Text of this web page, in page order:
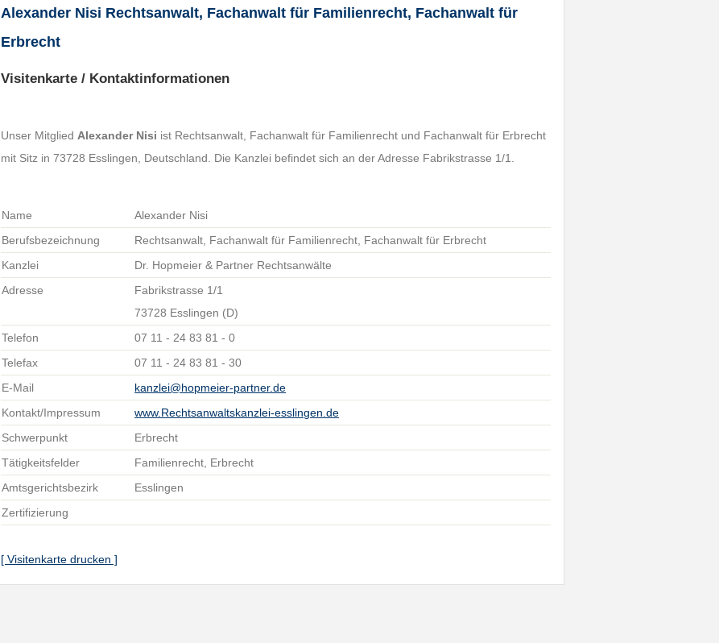
Alexander Nisi Rechtsanwalt, Fachanwalt für Familienrecht, Fachanwalt für
Erbrecht
Visitenkarte / Kontaktinformationen
Unser Mitglied Alexander Nisi ist Rechtsanwalt, Fachanwalt für Familienrecht und Fachanwalt für Erbrecht
mit Sitz in 73728 Esslingen, Deutschland. Die Kanzlei befindet sich an der Adresse Fabrikstrasse 1/1.
Name
Alexander Nisi
Berufsbezeichnung
Rechtsanwalt, Fachanwalt für Familienrecht, Fachanwalt für Erbrecht
Kanzlei
Dr. Hopmeier & Partner Rechtsanwälte
Adresse
Fabrikstrasse 1/1
73728 Esslingen (D)
Telefon
07 11 - 24 83 81 - 0
Telefax
07 11 - 24 83 81 - 30
E-Mail
kanzlei@hopmeier-partner.de
Kontakt/Impressum
www.Rechtsanwaltskanzlei-esslingen.de
Schwerpunkt
Erbrecht
Tätigkeitsfelder
Familienrecht, Erbrecht
Amtsgerichtsbezirk
Esslingen
Zertifizierung
[ Visitenkarte drucken ]